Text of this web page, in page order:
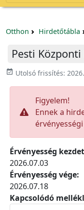
Otthon Hirdetőtábla
Pesti
event_available Utolsó frissítés:
Figyelem!
Ennek a
Érvényesség
2026.07.03
Érvényesség vége:
2026.07.18
Kapcsolódó